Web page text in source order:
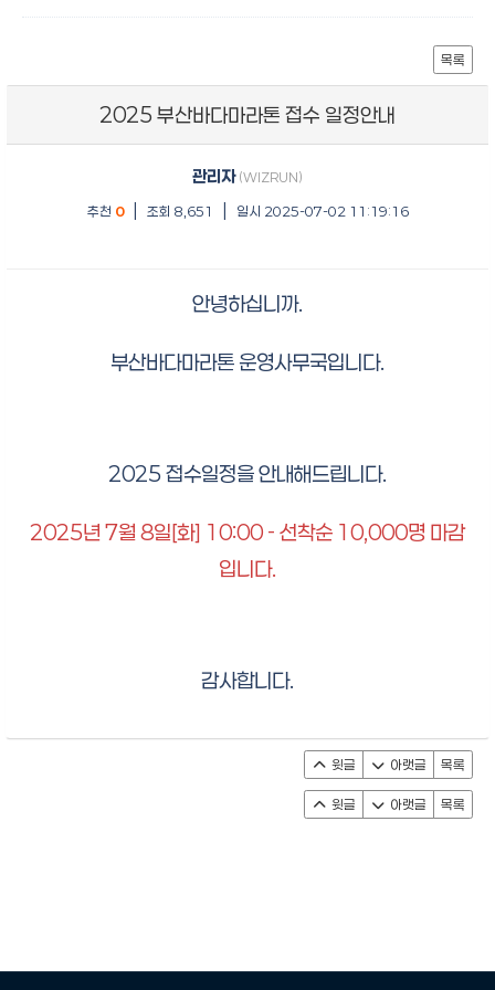
목록
2025 부산바다마라톤 접수 일정안내
관리자 (WIZRUN)
추천 0 조회 8,651 일시 2025-07-02 11:19:16
안녕하십니까.
부산바다마라톤 운영사무국입니다.
2025 접수일정을 안내해드립니다.
2025년 7월 8일[화] 10:00 - 선착순 10,000명 마감
입니다.
감사합니다.
윗글 아랫글 목록
윗글 아랫글 목록